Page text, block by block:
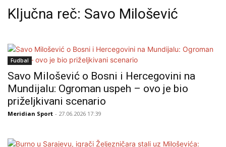
Ključna reč: Savo Milošević
Fudbal
Savo Milošević o Bosni i Hercegovini na
Mundijalu: Ogroman uspeh – ovo je bio
priželjkivani scenario
Meridian Sport - 27.06.2026 17:39